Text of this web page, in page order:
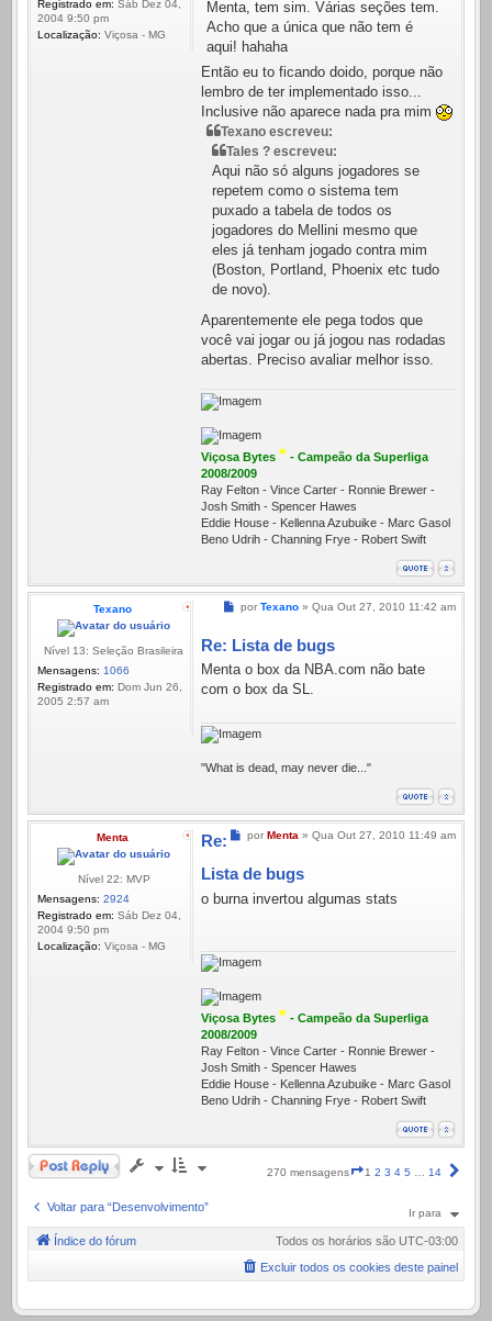
Registrado em: Sáb Dez 04,
2004 9:50 pm
Localização: Viçosa - MG
Menta, tem sim. Várias seções tem.
Acho que a única que não tem é
aqui! hahaha
Então eu to ficando doido, porque não
lembro de ter implementado isso...
Inclusive não aparece nada pra mim
Texano escreveu:
Tales ? escreveu:
Aqui não só alguns jogadores se
repetem como o sistema tem
puxado a tabela de todos os
jogadores do Mellini mesmo que
eles já tenham jogado contra mim
(Boston, Portland, Phoenix etc tudo
de novo).
Aparentemente ele pega todos que
você vai jogar ou já jogou nas rodadas
abertas. Preciso avaliar melhor isso.
Viçosa Bytes * - Campeão da Superliga
2008/2009
Ray Felton - Vince Carter - Ronnie Brewer -
Josh Smith - Spencer Hawes
Eddie House - Kellenna Azubuike - Marc Gasol
Beno Udrih - Channing Frye - Robert Swift
Texano
Nível 13: Seleção Brasileira
Mensagens: 1066
Registrado em: Dom Jun 26,
2005 2:57 am
Mensagem
por Texano » Qua Out 27, 2010 11:42 am
Re: Lista de bugs
Menta o box da NBA.com não bate
com o box da SL.
"What is dead, may never die..."
Menta
Nível 22: MVP
Mensagens: 2924
Registrado em: Sáb Dez 04,
2004 9:50 pm
Localização: Viçosa - MG
Mensagem
por Menta » Qua Out 27, 2010 11:49 am
Re:
Lista de bugs
o burna invertou algumas stats
Viçosa Bytes * - Campeão da Superliga
2008/2009
Ray Felton - Vince Carter - Ronnie Brewer -
Josh Smith - Spencer Hawes
Eddie House - Kellenna Azubuike - Marc Gasol
Beno Udrih - Channing Frye - Robert Swift
Responder
270 mensagens
Página
1 2 3 4 5 … 14
Voltar para “Desenvolvimento” Ir para
Índice do fórum Todos os horários são UTC-03:00
Excluir todos os cookies deste painel
.